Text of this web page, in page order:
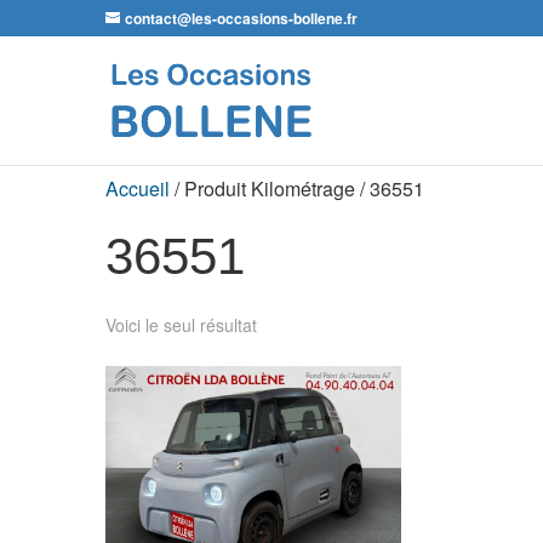
contact@les-occasions-bollene.fr
Accueil / Produit Kilométrage / 36551
36551
Voici le seul résultat